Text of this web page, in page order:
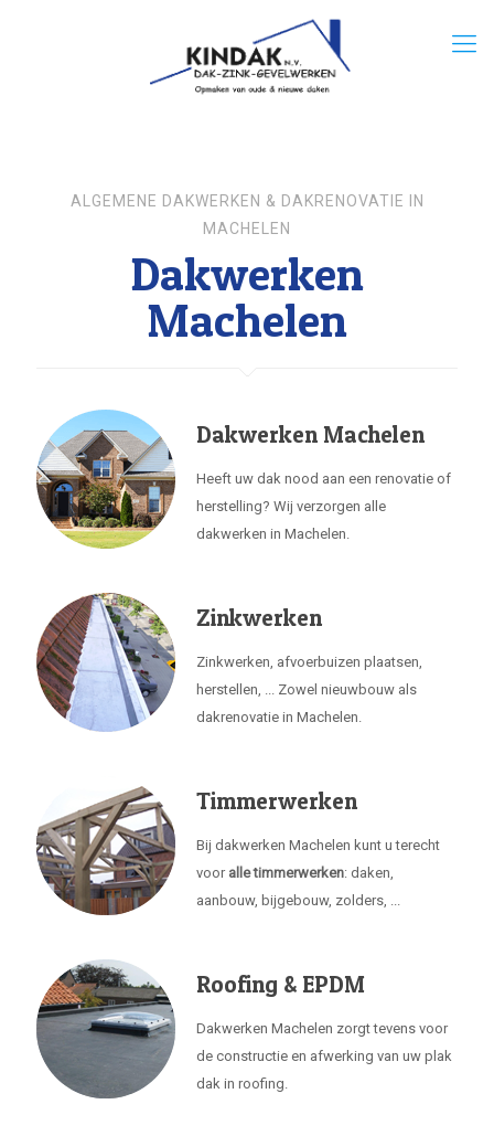
ALGEMENE DAKWERKEN & DAKRENOVATIE IN
MACHELEN
Dakwerken
Machelen
Dakwerken Machelen
Heeft uw dak nood aan een renovatie of
herstelling? Wij verzorgen alle
dakwerken in Machelen.
Zinkwerken
Zinkwerken, afvoerbuizen plaatsen,
herstellen, ... Zowel nieuwbouw als
dakrenovatie in Machelen.
Timmerwerken
Bij dakwerken Machelen kunt u terecht
voor alle timmerwerken: daken,
aanbouw, bijgebouw, zolders, ...
Roofing & EPDM
Dakwerken Machelen zorgt tevens voor
de constructie en afwerking van uw plak
dak in roofing.